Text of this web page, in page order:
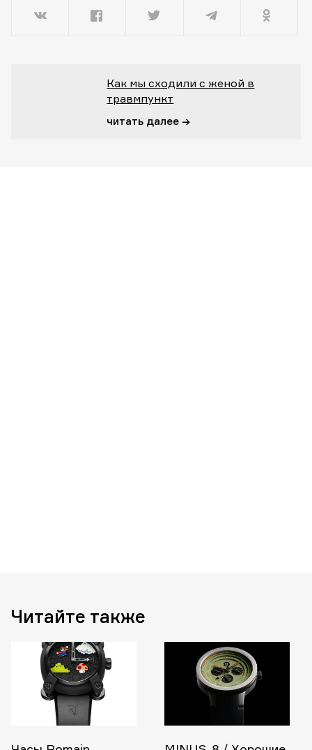
Как мы сходили с женой в
травмпункт
читать далее →
Читайте также